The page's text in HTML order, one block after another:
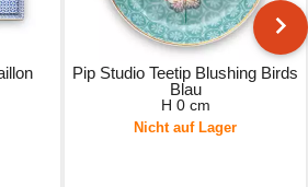
Pip Studio Teetip Blushing Birds
Blau
H 0 cm
Nicht auf Lager